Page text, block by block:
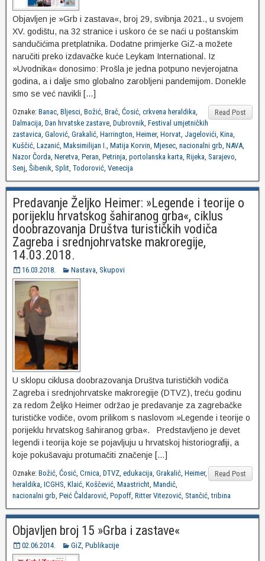
Objavljen je »Grb i zastava«, broj 29, svibnja 2021., u svojem
XV. godištu, na 32 stranice i uskoro će se naći u poštanskim
sandučićima pretplatnika. Dodatne primjerke GiZ-a možete
naručiti preko izdavačke kuće Leykam International. Iz
»Uvodnika« donosimo: Prošla je jedna potpuno nevjerojatna
godina, a i dalje smo globalno zarobljeni pandemijom. Donekle
smo se već navikli […]
Read Post
Oznake: Banac, Bljesci, Božić, Brač, Ćosić, crkvena heraldika,
Dalmacija, Dan hrvatske zastave, Dubrovnik, Festival umjetničkih
zastavica, Galović, Grakalić, Harrington, Heimer, Horvat, Jagelovići, Kina,
Kuščić, Lazanić, Maksimilijan I., Matija Korvin, Mjesec, nacionalni grb, NAVA,
Nazor Čorda, Neretva, Peran, Petrinja, portolanska karta, Rijeka, Sarajevo,
Senj, Šibenik, Split, Todorović, Venecija
Predavanje Željko Heimer: »Legende i teorije o
porijeklu hrvatskog šahiranog grba«, ciklus
doobrazovanja Društva turističkih vodiča
Zagreba i srednjohrvatske makroregije,
14.03.2018.
16.03.2018. Nastava, Skupovi
U sklopu ciklusa doobrazovanja Društva turističkih vodiča
Zagreba i srednjohrvatske makroregije (DTVZ), treću godinu
za redom Željko Heimer održao je predavanje za zagrebačke
turističke vodiče, ovom prilikom s naslovom »Legende i teorije o
porijeklu hrvatskog šahiranog grba«. Predstavljeno je devet
legendi i teorija koje se pojavljuju u hrvatskoj historiografiji, a
koje pokušavaju protumačiti značenje […]
Read Post
Oznake: Božić, Ćosić, Crnica, DTVZ, edukacija, Grakalić, Heimer,
heraldika, ICGHS, Klaić, Koščević, Maastricht, Mandić,
nacionalni grb, Peić Čaldarović, Popoff, Ritter Vitezović, Stančić,tribina
Objavljen broj 15 »Grba i zastave«
02.06.2014. GiZ, Publikacije